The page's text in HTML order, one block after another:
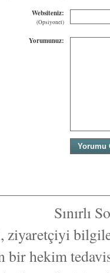
Websiteniz:
(Opsiyonel)
Yorumunuz:
Sınırlı
hekim